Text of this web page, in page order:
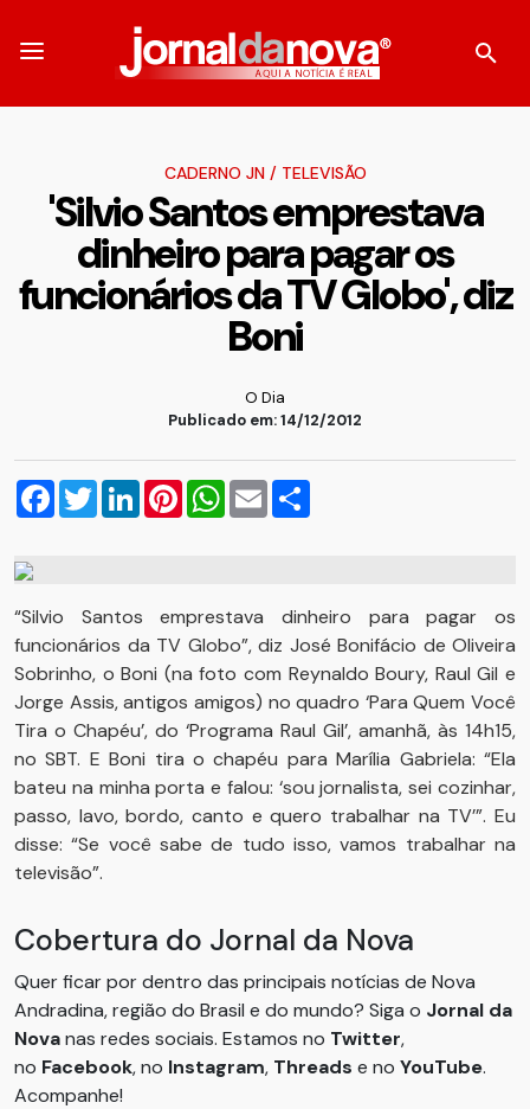
CADERNO JN/ TELEVISÃO
'Silvio Santos emprestava
dinheiro para pagar os
funcionários da TV Globo', diz
Boni
O Dia
Publicado em: 14/12/2012
Facebook
TwitterLinkedInPinterestWhatsApp
Email
“Silvio Santos emprestava dinheiro para pagar os
funcionários da TV Globo”, diz José Bonifácio de Oliveira
Sobrinho, o Boni (na foto com Reynaldo Boury, Raul Gil e
Jorge Assis, antigos amigos) no quadro ‘Para Quem Você
Tira o Chapéu’, do ‘Programa Raul Gil’, amanhã, às 14h15,
no SBT. E Boni tira o chapéu para Marília Gabriela: “Ela
bateu na minha porta e falou: ‘sou jornalista, sei cozinhar,
passo, lavo, bordo, canto e quero trabalhar na TV’”. Eu
disse: “Se você sabe de tudo isso, vamos trabalhar na
televisão”.
Cobertura do Jornal da Nova
Quer ficar por dentro das principais notícias de Nova
Andradina, região do Brasil e do mundo? Siga o Jornal da
Novanas redes sociais. Estamos no Twitter,
no Facebook, no Instagram, Threads e no YouTube.
Acompanhe!